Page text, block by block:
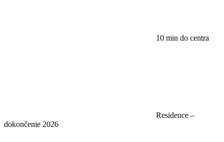
10 min do centra
Residence –
dokončenie 2026